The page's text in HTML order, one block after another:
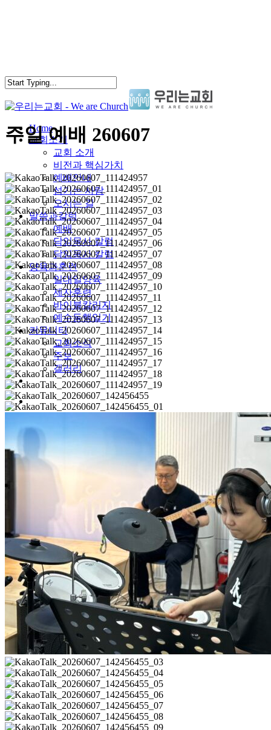
search
Menu Home
교회소개
교회 소개
비전과 핵심가치
예배안내
섬기는 사람
오시는 길
말씀과칼럼
예배
담임목사 칼럼
담임목사 칼럼
양육과훈련
일대일양육
제자훈련
바이블칼리지
예수동행일기
커뮤니티
교회소식
주보
갤러리
youtube
soundcloud
search
주일 예배 260607